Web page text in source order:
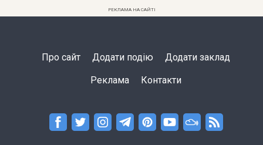
РЕКЛАМА НА САЙТІ
Про сайт Додати подію Додати заклад
Реклама Контакти